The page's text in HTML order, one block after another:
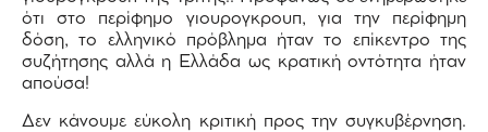
ότι στο περίφημο γιουρογκρουπ, για την περίφημη
δόση, το ελληνικό πρόβλημα ήταν το επίκεντρο της
συζήτησης αλλά η Ελλάδα ως κρατική οντότητα ήταν
απούσα!
Δεν κάνουμε εύκολη κριτική προς την συγκυβέρνηση.